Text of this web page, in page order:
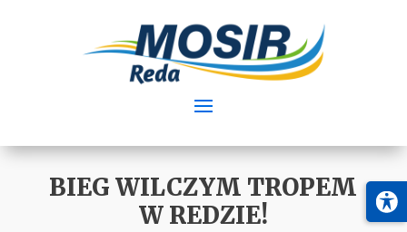
BIEG WILCZYM TROPEM
W REDZIE!